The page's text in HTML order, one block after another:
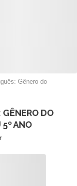
Gênero do
DO
ANO